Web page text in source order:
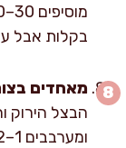
בקלות אבל
מאחדים